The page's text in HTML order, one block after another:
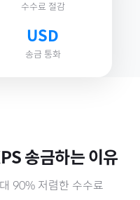
수수료 절감
USD
송금 통화
송금하는 이유
90% 저렴한 수수료